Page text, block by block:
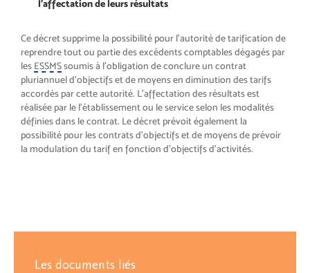
l’affectation de leurs résultats
Ce décret supprime la possibilité pour l’autorité de tarification de
reprendre tout ou partie des excédents comptables dégagés par
les ESSMSsoumis à l’obligation de conclure un contrat
pluriannuel d’objectifs et de moyens en diminution des tarifs
accordés par cette autorité. L’affectation des résultats est
réalisée par le l’établissement ou le service selon les modalités
définies dans le contrat. Le décret prévoit également la
possibilité pour les contrats d’objectifs et de moyens de prévoir
la modulation du tarif en fonction d’objectifs d’activités.
Les documents liés